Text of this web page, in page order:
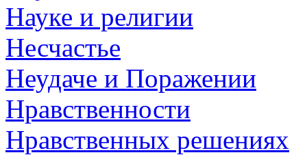
Науке и религии
Несчастье
Неудаче и Поражении
Нравственности
Нравственных решениях